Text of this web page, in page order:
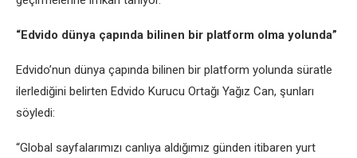
“Edvido dünya çapında bilinen bir platform olma yolunda”
Edvido’nun dünya çapında bilinen bir platform yolunda süratle
ilerlediğini belirten Edvido Kurucu Ortağı Yağız Can, şunları
söyledi:
“Global sayfalarımızı canlıya aldığımız günden itibaren yurt